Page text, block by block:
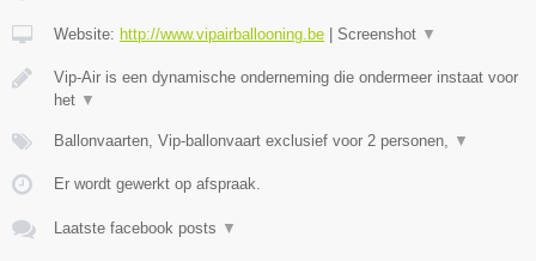
Website: http://www.vipairballooning.be | Screenshot ▼
Vip-Air is een dynamische onderneming die ondermeer instaat voor
het ▼
Ballonvaarten, Vip-ballonvaart exclusief voor 2 personen, ▼
Er wordt gewerkt op afspraak.
Laatste facebook posts ▼